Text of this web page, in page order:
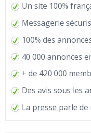
Un site 100%
Messagerie
100% des
40 000 annonces
+ de 420 000
Des avis sous les
La presse parle de